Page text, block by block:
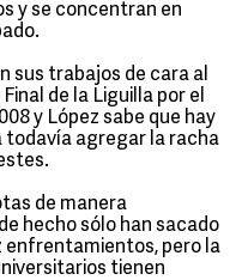
y se concentran en
sus trabajos de cara al
de la Liguilla por el
y López sabe que hay
todavía agregar la racha
de manera
hecho sólo han sacado
enfrentamientos, pero la
tienen